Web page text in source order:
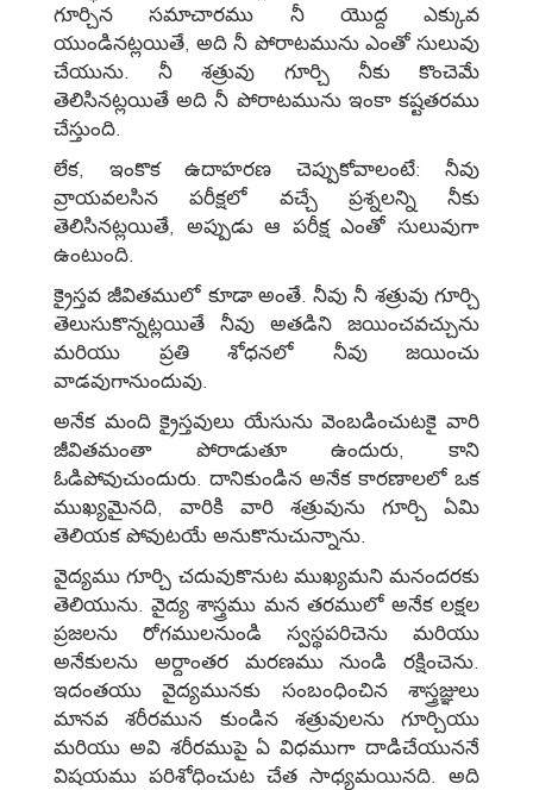
గూర్చిన సమాచారము నీ యొద్ద ఎక్కువ
యుండినట్లయితే, అది నీ పోరాటమును ఎంతో సులువు
చేయును. నీ శత్రువు గూర్చి నీకు కొంచెమే
తెలిసినట్లయితే అది నీ పోరాటమును ఇంకా కష్టతరము
చేస్తుంది.
లేక, ఇంకొక ఉదాహరణ చెప్పుకోవాలంటే: నీవు
వ్రాయవలసిన పరీక్షలో వచ్చే ప్రశ్నలన్ని నీకు
తెలిసినట్లయితే, అప్పుడు ఆ పరీక్ష ఎంతో సులువుగా
ఉంటుంది.
క్రైస్తవ జీవితములో కూడా అంతే. నీవు నీ శత్రువు గూర్చి
తెలుసుకొన్నట్లయితే నీవు అతడిని జయించవచ్చును
మరియు ప్రతి శోధనలో నీవు జయించు
వాడవుగానుందువు.
అనేక మంది క్రైస్తవులు యేసును వెంబడించుటకై వారి
జీవితమంతా పోరాడుతూ ఉందురు, కాని
ఓడిపోవుచుందురు. దానికుండిన అనేక కారణాలలో ఒక
ముఖ్యమైనది, వారికి వారి శత్రువును గూర్చి ఏమి
తెలియక పోవుటయే అనుకొనుచున్నాను.
వైద్యము గూర్చి చదువుకొనుట ముఖ్యమని మనందరకు
తెలియును. వైద్య శాస్త్రము మన తరములో అనేక లక్షల
ప్రజలను రోగములనుండి స్వస్థపరిచెను మరియు
అనేకులను అర్దాంతర మరణము నుండి రక్షించెను.
ఇదంతయు వైద్యమునకు సంబంధించిన శాస్త్రజ్ఞులు
మానవ శరీరమున కుండిన శత్రువులను గూర్చియు
మరియు అవి శరీరముపై ఏ విధముగా దాడిచేయుననే
విషయము పరిశోధించుట చేత సాధ్యమయినది. అది